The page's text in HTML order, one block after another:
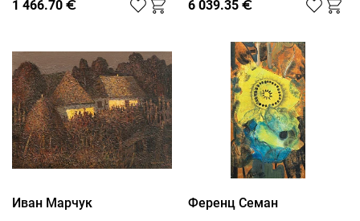
1 466.70 € 6 039.35 €
Иван Марчук
Ференц Семан